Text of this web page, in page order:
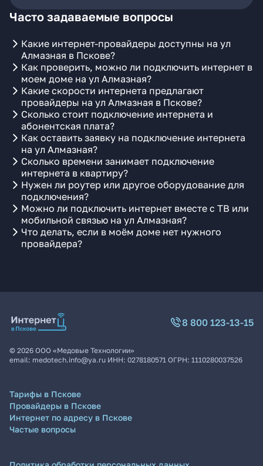
Часто задаваемые вопросы
Какие интернет-провайдеры доступны на ул
Алмазная в Пскове?
Как проверить, можно ли подключить интернет в
моем доме на ул Алмазная?
Какие скорости интернета предлагают
провайдеры на ул Алмазная в Пскове?
Сколько стоит подключение интернета и
абонентская плата?
Как оставить заявку на подключение интернета
на ул Алмазная?
Сколько времени занимает подключение
интернета в квартиру?
Нужен ли роутер или другое оборудование для
подключения?
Можно ли подключить интернет вместе с ТВ или
мобильной связью на ул Алмазная?
Что делать, если в моём доме нет нужного
провайдера?
8 800 123-13-15
© 2026 ООО «Медовые Технологии»
email: medotech.info@ya.ru ИНН: 0278180571 ОГРН: 1110280037526
Тарифы в Пскове
Провайдеры в Пскове
Интернет по адресу в Пскове
Частые вопросы